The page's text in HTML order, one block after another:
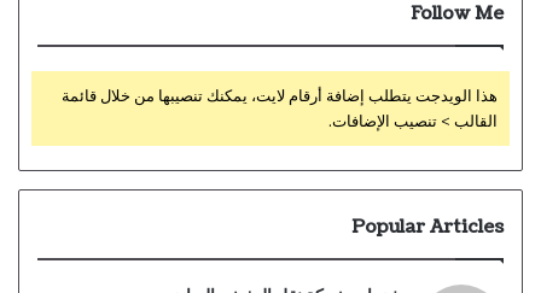
Follow Me
هذا الويدجت يتطلب إضافة أرقام لايت، يمكنك تنصيبها من خلال قائمة
القالب > تنصيب الإضافات.
Popular Articles